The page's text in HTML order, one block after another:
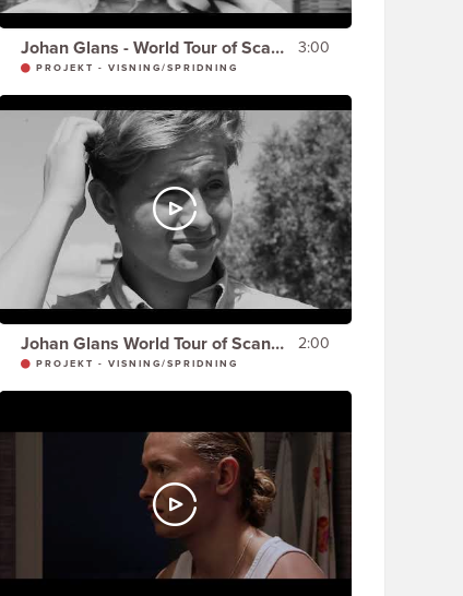
Johan Glans - World Tour of Scandinavia - HÄCKEN - 3:00
PROJEKT - VISNING/SPRIDNING
Johan Glans World Tour of Scandinavia - DOMKYRKAN & DA VINCI KODEN - 2:00
PROJEKT - VISNING/SPRIDNING